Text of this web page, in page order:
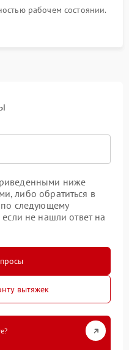
рабочем состоянии.
ниже
либо обратиться в
по следующему
если не нашли ответ на
вытяжек